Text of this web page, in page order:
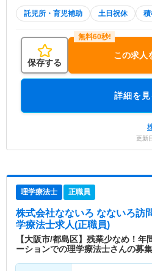
託児所・育児補助 土日祝休 積
保存する
この求人
詳細を見
更新
理学療法士 正職員
株式会社なないろ なないろ訪
学療法士求人(正職員)
【大阪市/都島区】残業少なめ！
ーションでの理学療法士さんの募